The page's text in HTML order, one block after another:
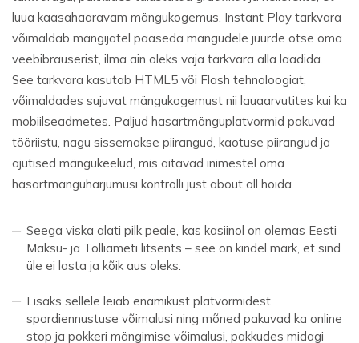
luua kaasahaaravam mängukogemus. Instant Play tarkvara
võimaldab mängijatel pääseda mängudele juurde otse oma
veebibrauserist, ilma ain oleks vaja tarkvara alla laadida.
See tarkvara kasutab HTML5 või Flash tehnoloogiat,
võimaldades sujuvat mängukogemust nii lauaarvutites kui ka
mobiilseadmetes. Paljud hasartmänguplatvormid pakuvad
tööriistu, nagu sissemakse piirangud, kaotuse piirangud ja
ajutised mängukeelud, mis aitavad inimestel oma
hasartmänguharjumusi kontrolli just about all hoida.
Seega viska alati pilk peale, kas kasiinol on olemas Eesti
Maksu- ja Tolliameti litsents – see on kindel märk, et sind
üle ei lasta ja kõik aus oleks.
Lisaks sellele leiab enamikust platvormidest
spordiennustuse võimalusi ning mõned pakuvad ka online
stop ja pokkeri mängimise võimalusi, pakkudes midagi